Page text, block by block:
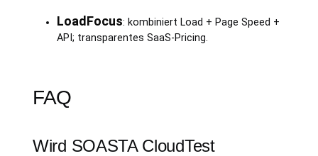
LoadFocus: kombiniert Load + Page Speed +
API; transparentes SaaS-Pricing.
FAQ
Wird SOASTA CloudTest